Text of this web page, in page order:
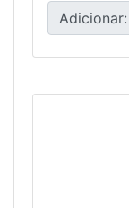
Adicionar: